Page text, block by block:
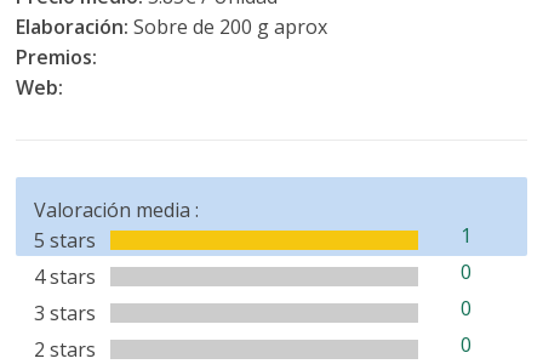
Elaboración: Sobre de 200 g aprox
Premios:
Web:
Valoración media :
5 stars
1
4 stars
0
3 stars
0
2 stars
0